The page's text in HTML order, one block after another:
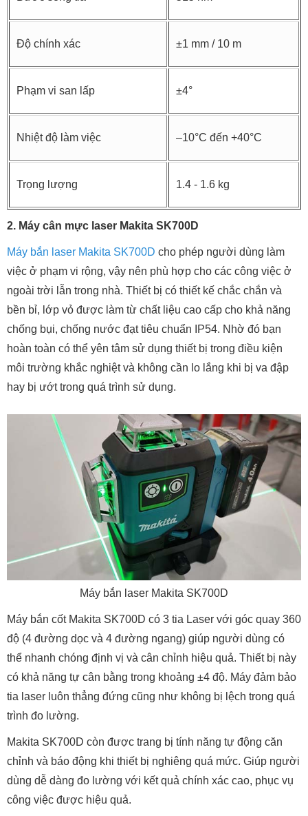
Độ chính xác ±1 mm / 10 m
Phạm vi san lấp ±4°
Nhiệt độ làm việc –10°C đến +40°C
Trọng lượng 1.4 - 1.6 kg
2. Máy cân mực laser Makita SK700D
Máy bắn laser Makita SK700D cho phép người dùng làm
việc ở phạm vi rộng, vậy nên phù hợp cho các công việc ở
ngoài trời lẫn trong nhà. Thiết bị có thiết kế chắc chắn và
bền bỉ, lớp vỏ được làm từ chất liệu cao cấp cho khả năng
chống bụi, chống nước đạt tiêu chuẩn IP54. Nhờ đó bạn
hoàn toàn có thể yên tâm sử dụng thiết bị trong điều kiện
môi trường khắc nghiệt và không cần lo lắng khi bị va đập
hay bị ướt trong quá trình sử dụng.
Máy bắn laser Makita SK700D
Máy bắn cốt Makita SK700D có 3 tia Laser với góc quay 360
độ (4 đường dọc và 4 đường ngang) giúp người dùng có
thể nhanh chóng định vị và cân chỉnh hiệu quả. Thiết bị này
có khả năng tự cân bằng trong khoảng ±4 độ. Máy đảm bảo
tia laser luôn thẳng đứng cũng như không bị lệch trong quá
trình đo lường.
Makita SK700D còn được trang bị tính năng tự động căn
chỉnh và báo động khi thiết bị nghiêng quá mức. Giúp người
dùng dễ dàng đo lường với kết quả chính xác cao, phục vụ
công việc được hiệu quả.